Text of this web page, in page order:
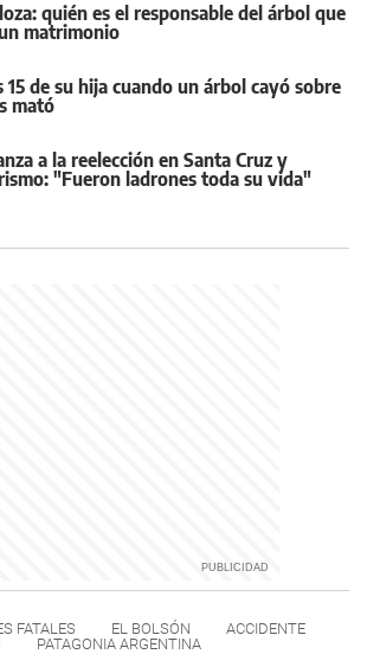
quién es el responsable del árbol que
matrimonio
15 de su hija cuando un árbol cayó sobre
mató
a la reelección en Santa Cruz y
"Fueron ladrones toda su vida"
FATALES EL BOLSÓN
ACCIDENTE
PATAGONIA ARGENTINA